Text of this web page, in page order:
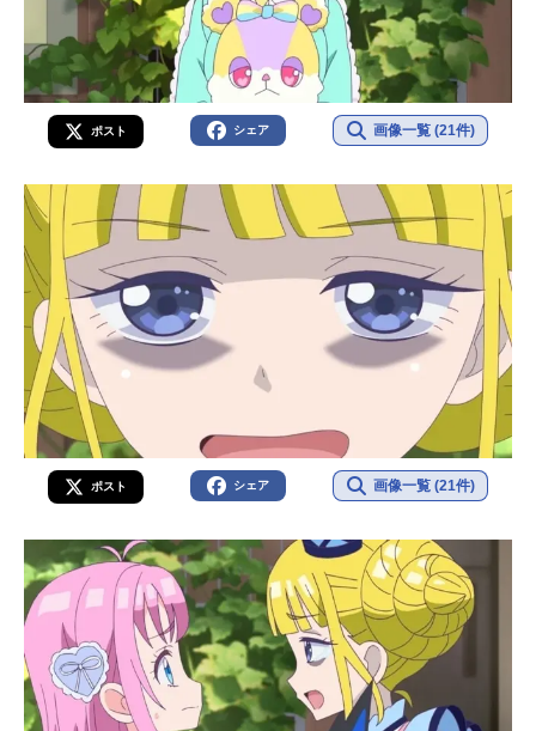
ポスト シェア 画像一覧 (21件)
ポスト シェア 画像一覧 (21件)